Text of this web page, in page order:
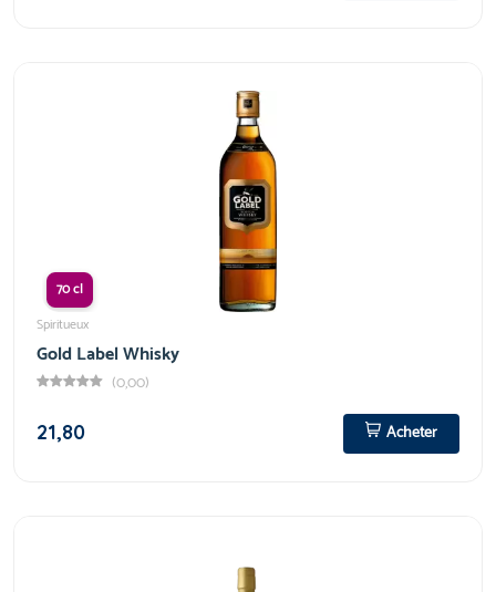
70 cl
Spiritueux
Gold Label Whisky
(0,00)
21,80
Acheter